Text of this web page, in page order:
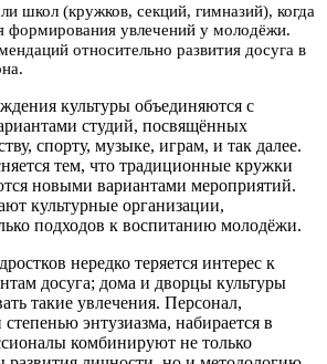
школ (кружков, секций, гимназий), когда
формирования увлечений у молодёжи.
относительно развития досуга в
культуры объединяются с
студий, посвящённых
спорту, музыке, играм, и так далее.
тем, что традиционные кружки
новыми вариантами мероприятий.
культурные организации,
подходов к воспитанию молодёжи.
нередко теряется интерес к
досуга; дома и дворцы культуры
такие увлечения. Персонал,
энтузиазма, набирается в
комбинируют не только